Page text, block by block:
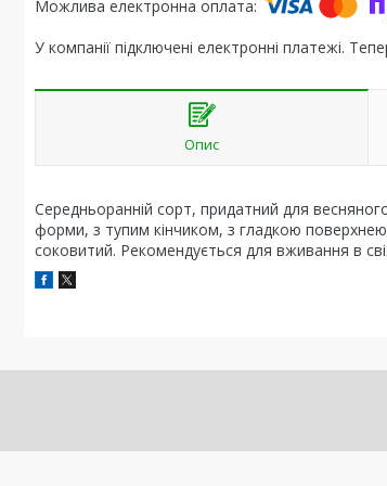
У компанії підключені електронні платежі.
Опис
Середньоранній сорт, придатний для
форми, з тупим кінчиком, з гладкою
соковитий. Рекомендується для вживання в